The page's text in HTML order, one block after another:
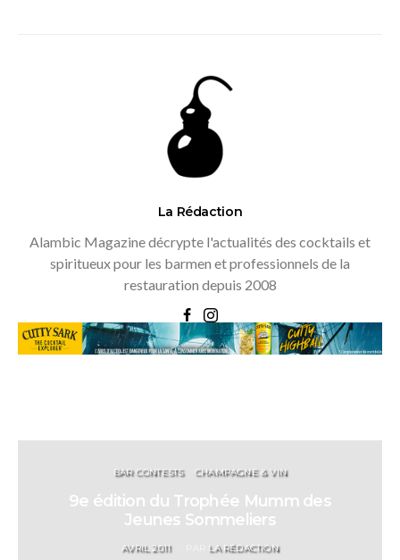
La Rédaction
Alambic Magazine décrypte l'actualités des cocktails et
spiritueux pour les barmen et professionnels de la
restauration depuis 2008
BAR CONTESTS CHAMPAGNE & VIN
9e édition du Trophée Mumm des
Jeunes Sommeliers
POSTED
AVRIL 2011 LA RÉDACTION